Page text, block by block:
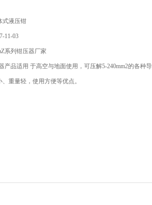
式液压钳
11-03
系列钳压器厂家
产品适用 于高空与地面使用，可压解5-240mm2的各种导
重量轻，使用方便等优点。